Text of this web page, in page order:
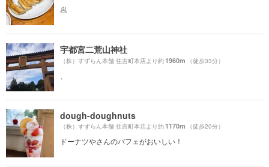
🥟
宇都宮二荒山神社
（株）すずらん本舗 住吉町本店より約1960m （徒歩33分）
dough-doughnuts
（株）すずらん本舗 住吉町本店より約1170m （徒歩20分）
ドーナツやさんのパフェがおいしい！